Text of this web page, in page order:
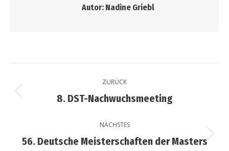
Autor: Nadine Griebl
Kommentarnavigation
ZURÜCK
Vorheriger
8. DST-Nachwuchsmeeting
NÄCHSTES
Nächster
56. Deutsche Meisterschaften der Masters